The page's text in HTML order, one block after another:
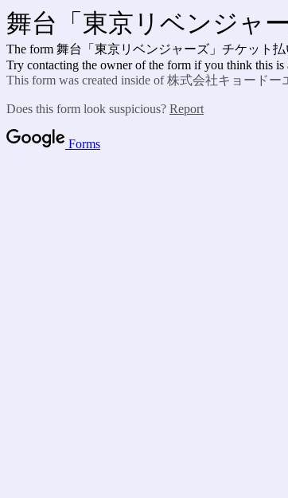
舞台「東京リベンジャ
The form 舞台「東京リベンジャーズ」チケット払
Try contacting the owner of the form if you think this is
This form was created inside of 株式会社キョード
Does this form look suspicious? Report
Forms